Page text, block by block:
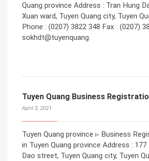
Quang province Address : Tran Hung
Xuan ward, Tuyen Quang city, Tuyen
Phone : (0207) 3822 348 Fax : (0207)
sokhdt@tuyenquang.
Tuyen Quang Business
April 3, 2021
Tuyen Quang province ▹ Business
in Tuyen Quang province Address : 177
Dao street, Tuyen Quang city, Tuyen